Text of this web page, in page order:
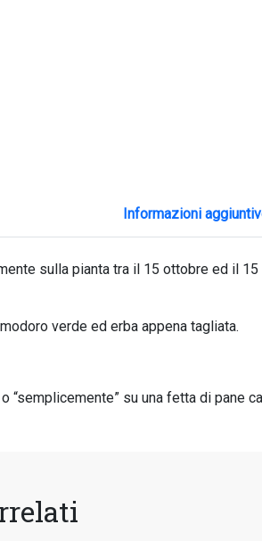
Informazioni
sulla pianta tra il 15 ottobre ed il
verde ed erba appena tagliata.
“semplicemente” su una fetta di pane